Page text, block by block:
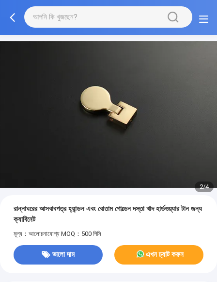
2/4
রান্নাঘরের আসবাবপত্র হ্যান্ডল এবং বোতাম গোল্ডেন দস্তা খাদ হার্ডওয়্যার টান জন্য
ক্যাবিনেট
মূল্য：আলোচনাযোগ্য MOQ：500 পিসি
ভালো দাম এখন চ্যাট করুন